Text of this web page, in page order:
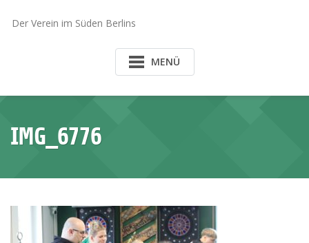
Der Verein im Süden Berlins
MENÜ
IMG_6776